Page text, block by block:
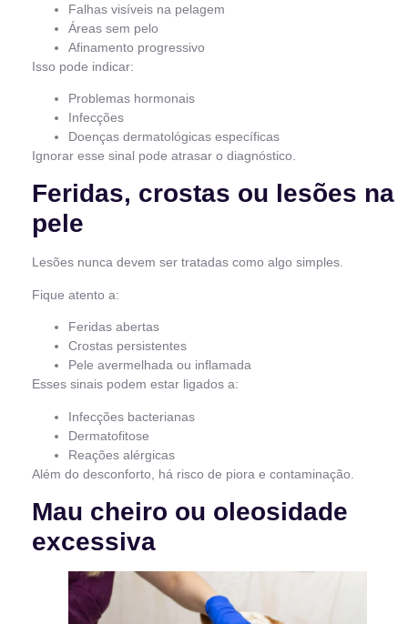
Falhas visíveis na pelagem
Áreas sem pelo
Afinamento progressivo
Isso pode indicar:
Problemas hormonais
Infecções
Doenças dermatológicas específicas
Ignorar esse sinal pode atrasar o diagnóstico.
Feridas, crostas ou lesões na
pele
Lesões nunca devem ser tratadas como algo simples.
Fique atento a:
Feridas abertas
Crostas persistentes
Pele avermelhada ou inflamada
Esses sinais podem estar ligados a:
Infecções bacterianas
Dermatofitose
Reações alérgicas
Além do desconforto, há risco de piora e contaminação.
Mau cheiro ou oleosidade
excessiva